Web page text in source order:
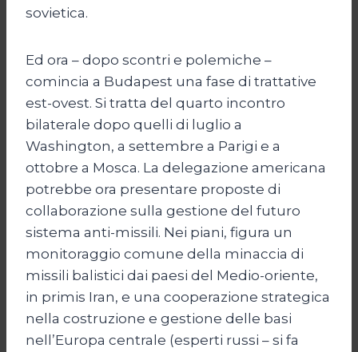
sovietica.
Ed ora – dopo scontri e polemiche –
comincia a Budapest una fase di trattative
est-ovest. Si tratta del quarto incontro
bilaterale dopo quelli di luglio a
Washington, a settembre a Parigi e a
ottobre a Mosca. La delegazione americana
potrebbe ora presentare proposte di
collaborazione sulla gestione del futuro
sistema anti-missili. Nei piani, figura un
monitoraggio comune della minaccia di
missili balistici dai paesi del Medio-oriente,
in primis Iran, e una cooperazione strategica
nella costruzione e gestione delle basi
nell’Europa centrale (esperti russi – si fa